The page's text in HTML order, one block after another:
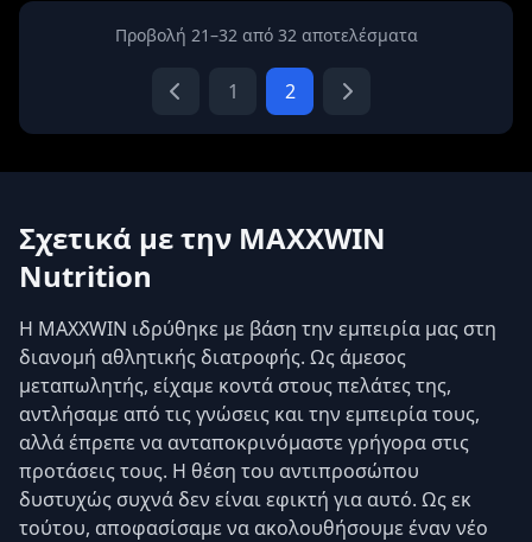
Προβολή 21–32 από 32 αποτελέσματα
1 2
Σχετικά με την MAXXWIN
Nutrition
Η MAXXWIN ιδρύθηκε με βάση την εμπειρία μας στη
διανομή αθλητικής διατροφής. Ως άμεσος
μεταπωλητής, είχαμε κοντά στους πελάτες της,
αντλήσαμε από τις γνώσεις και την εμπειρία τους,
αλλά έπρεπε να ανταποκρινόμαστε γρήγορα στις
προτάσεις τους. Η θέση του αντιπροσώπου
δυστυχώς συχνά δεν είναι εφικτή για αυτό. Ως εκ
τούτου, αποφασίσαμε να ακολουθήσουμε έναν νέο